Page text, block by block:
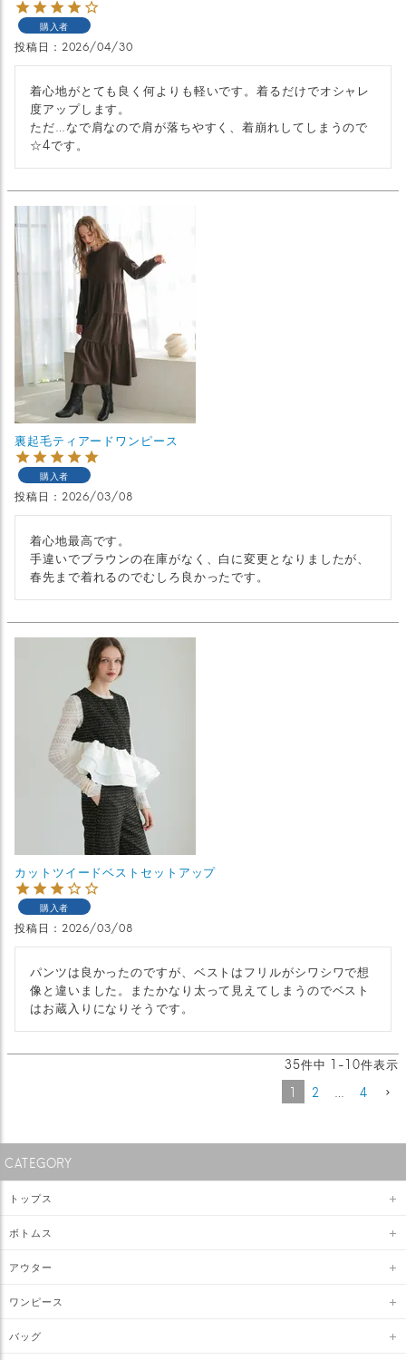
購入者
投稿日 2026/04/30
着心地がとても良く何よりも軽いです。着るだけでオシャレ
度アップします。
ただ…なで肩なので肩が落ちやすく、着崩れしてしまうので
☆4です。
裏起毛ティアードワンピース
購入者
投稿日 2026/03/08
着心地最高です。
手違いでブラウンの在庫がなく、白に変更となりましたが、
春先まで着れるのでむしろ良かったです。
カットツイードベストセットアップ
購入者
投稿日 2026/03/08
パンツは良かったのですが、ベストはフリルがシワシワで想
像と違いました。またかなり太って見えてしまうのでベスト
はお蔵入りになりそうです。
35件中 1 -10件表示
1
2 4
CATEGORY
トップス
ボトムス
アウター
ワンピース
バッグ